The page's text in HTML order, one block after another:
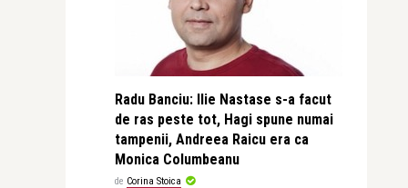
Radu Banciu: Ilie Nastase s-a facut
de ras peste tot, Hagi spune numai
tampenii, Andreea Raicu era ca
Monica Columbeanu
de Corina Stoica